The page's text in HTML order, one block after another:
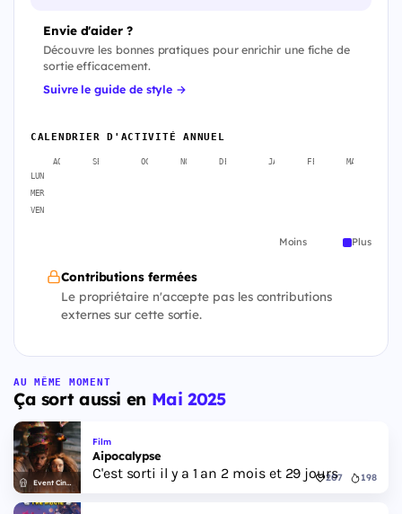
Envie d'aider ?
Découvre les bonnes pratiques pour enrichir une fiche de
sortie efficacement.
Suivre le guide de style →
CALENDRIER D'ACTIVITÉ ANNUEL
AOÛT SEPT. OCT. NOV. DÉC. JANV. FÉVR. MARS
LUN
MER
VEN
Moins Plus
Contributions fermées
Le propriétaire n'accepte pas les contributions
externes sur cette sortie.
AU MÊME MOMENT
Ça sort aussi en Mai 2025
Event Cinemas
Film
Aipocalypse
C'est sorti il y a 1 an 2 mois et 29 jours
207 198